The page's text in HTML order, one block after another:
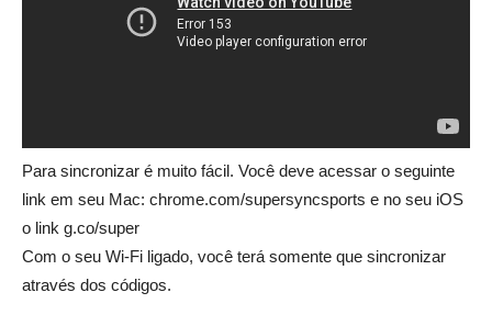
Para sincronizar é muito fácil. Você deve acessar o seguinte
link em seu Mac: chrome.com/supersyncsports e no seu iOS
o link g.co/super
Com o seu Wi-Fi ligado, você terá somente que sincronizar
através dos códigos.